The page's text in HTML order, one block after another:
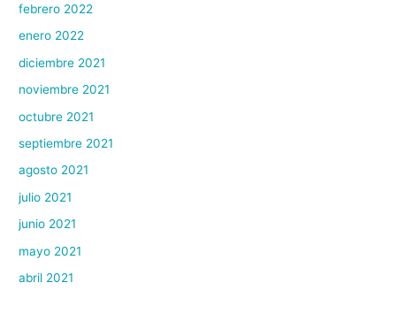
febrero 2022
enero 2022
diciembre 2021
noviembre 2021
octubre 2021
septiembre 2021
agosto 2021
julio 2021
junio 2021
mayo 2021
abril 2021